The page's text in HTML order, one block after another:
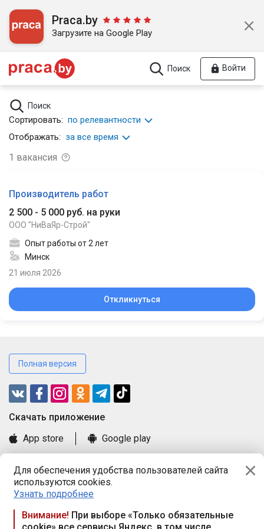
Для обеспечения удобства пользователей сайта
используются cookies.
Узнать подробнее
Внимание! При выборе «Только обязательные
Praca.by
Загрузите на Google Play
Поиск Войти
Поиск
Сортировать: по релевантности
Отображать: за все время
1 вакансия
Производитель работ
2 500 - 5 000 руб. на руки
ООО "НиВаЯр-Строй"
Опыт работы от 2 лет
Минск
21 июля 2026
Откликнуться
Полная версия
Cкачать приложение
App store
Google play
Книга замечаний и предложений
Правила и документы
Praca.by © 2000—2026, ООО «ПРАЦА БАЙ»